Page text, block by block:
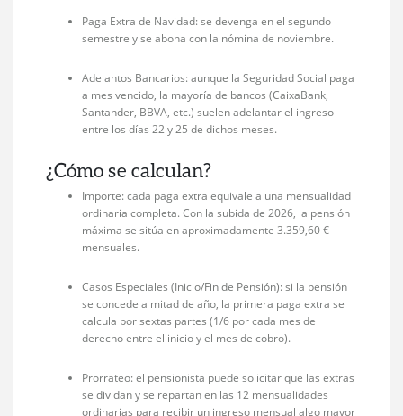
Paga Extra de Navidad: se devenga en el segundo
semestre y se abona con la nómina de noviembre.
Adelantos Bancarios: aunque la Seguridad Social paga
a mes vencido, la mayoría de bancos (CaixaBank,
Santander, BBVA, etc.) suelen adelantar el ingreso
entre los días 22 y 25 de dichos meses.
¿Cómo se calculan?
Importe: cada paga extra equivale a una mensualidad
ordinaria completa. Con la subida de 2026, la pensión
máxima se sitúa en aproximadamente 3.359,60 €
mensuales.
Casos Especiales (Inicio/Fin de Pensión): si la pensión
se concede a mitad de año, la primera paga extra se
calcula por sextas partes (1/6 por cada mes de
derecho entre el inicio y el mes de cobro).
Prorrateo: el pensionista puede solicitar que las extras
se dividan y se repartan en las 12 mensualidades
ordinarias para recibir un ingreso mensual algo mayor